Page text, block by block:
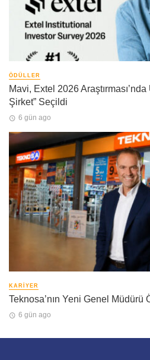
ÖDÜLLER
Mavi, Extel 2026
Şirket” Seçildi
6 gün ago
KARIYER
Teknosa’nın Yeni Genel Müdürü
6 gün ago